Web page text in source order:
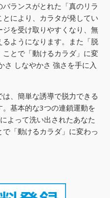
ランスがとれた「真のリラ
により、カラタが発してい
を受け取りやすくなり、無
ようになります。また「脱
とで「動けるカラダ」に変
さ しなやかさ 強さを手に入
、簡単な誘導で脱力できる
基本的な3つの連鎖運動を
よって洗い出されたあなた
「動けるカラダ」に変わっ